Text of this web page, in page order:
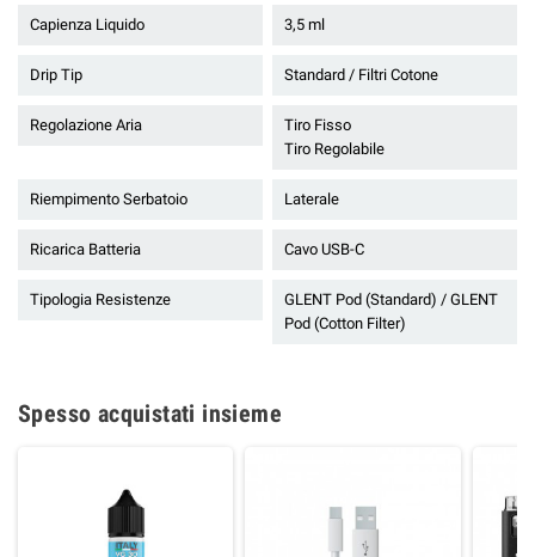
Capienza Liquido 3,5 ml
Drip Tip Standard / Filtri Cotone
Regolazione Aria
Tiro Fisso
Tiro Regolabile
Riempimento Serbatoio Laterale
Ricarica Batteria Cavo USB-C
Tipologia Resistenze
GLENT Pod (Standard) / GLENT
Pod (Cotton Filter)
Spesso acquistati insieme